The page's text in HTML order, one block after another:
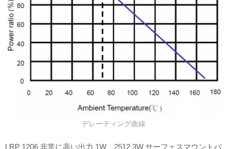
デレーティング曲線
LRP 1206 非常に高い出力 1W、2512 3W サーフェスマウントパ